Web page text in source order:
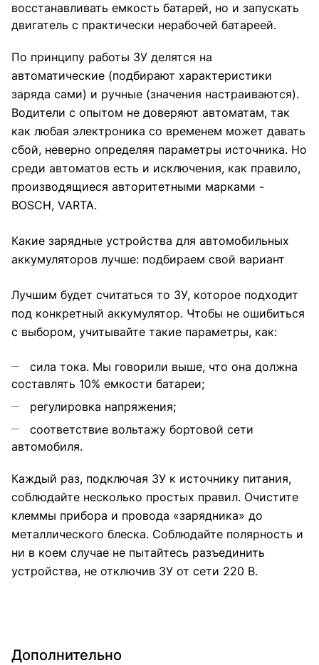
восстанавливать емкость батарей, но и запускать
двигатель с практически нерабочей батареей.
По принципу работы ЗУ делятся на
автоматические (подбирают характеристики
заряда сами) и ручные (значения настраиваются).
Водители с опытом не доверяют автоматам, так
как любая электроника со временем может давать
сбой, неверно определяя параметры источника. Но
среди автоматов есть и исключения, как правило,
производящиеся авторитетными марками -
BOSCH, VARTA.
Какие зарядные устройства для автомобильных
аккумуляторов лучше: подбираем свой вариант
Лучшим будет считаться то ЗУ, которое подходит
под конкретный аккумулятор. Чтобы не ошибиться
с выбором, учитывайте такие параметры, как:
сила тока. Мы говорили выше, что она должна
составлять 10% емкости батареи;
регулировка напряжения;
соответствие вольтажу бортовой сети
автомобиля.
Каждый раз, подключая ЗУ к источнику питания,
соблюдайте несколько простых правил. Очистите
клеммы прибора и провода «зарядника» до
металлического блеска. Соблюдайте полярность и
ни в коем случае не пытайтесь разъединить
устройства, не отключив ЗУ от сети 220 В.
Дополнительно